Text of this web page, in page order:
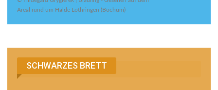
Areal rund um Halde Lothringen (Bochum)
SCHWARZES BRETT